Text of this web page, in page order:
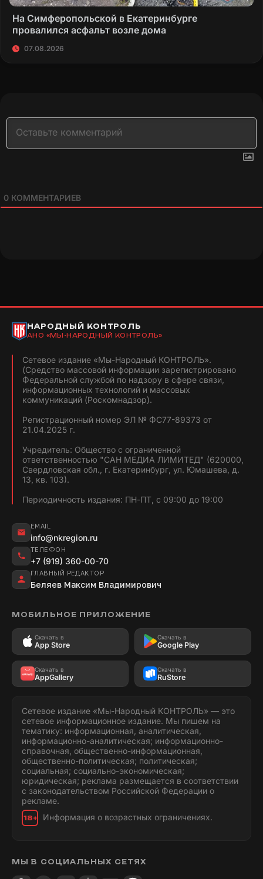
На Симферопольской в Екатеринбурге
провалился асфальт возле дома
07.08.2026
0 КОММЕНТАРИЕВ
НАРОДНЫЙ КОНТРОЛЬ
АНО «МЫ-НАРОДНЫЙ КОНТРОЛЬ»
Сетевое издание «Мы-Народный КОНТРОЛЬ».
(Средство массовой информации зарегистрировано
Федеральной службой по надзору в сфере связи,
информационных технологий и массовых
коммуникаций (Роскомнадзор).
Регистрационный номер ЭЛ № ФС77-89373 от
21.04.2025 г.
Учредитель: Общество с ограниченной
ответственностью "САН МЕДИА ЛИМИТЕД" (620000,
Свердловская обл., г. Екатеринбург, ул. Юмашева, д.
13, кв. 103).
Периодичность издания: ПН-ПТ, с 09:00 до 19:00
EMAIL
info@nkregion.ru
ТЕЛЕФОН
+7 (919) 360-00-70
ГЛАВНЫЙ РЕДАКТОР
Беляев Максим Владимирович
МОБИЛЬНОЕ ПРИЛОЖЕНИЕ
Скачать в
App Store
Скачать в
Google Play
Скачать в
AppGallery
Скачать в
RuStore
Сетевое издание «Мы-Народный КОНТРОЛЬ» — это
сетевое информационное издание. Мы пишем на
тематику: информационная, аналитическая,
информационно-аналитическая; информационно-
справочная, общественно-информационная,
общественно-политическая; политическая;
социальная; социально-экономическая;
юридическая; реклама размещается в соответствии
с законодательством Российской Федерации о
рекламе.
18+ Информация о возрастных ограничениях.
МЫ В СОЦИАЛЬНЫХ СЕТЯХ